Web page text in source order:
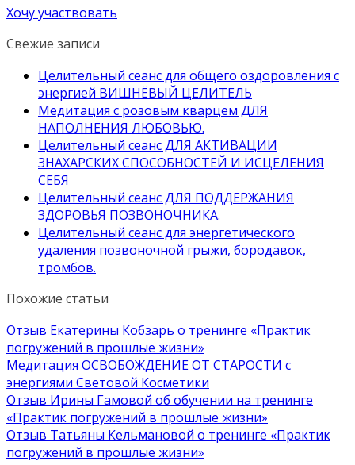
Хочу участвовать
Свежие записи
Целительный сеанс для общего оздоровления с
энергией ВИШНЁВЫЙ ЦЕЛИТЕЛЬ
Медитация с розовым кварцем ДЛЯ
НАПОЛНЕНИЯ ЛЮБОВЬЮ.
Целительный сеанс ДЛЯ АКТИВАЦИИ
ЗНАХАРСКИХ СПОСОБНОСТЕЙ И ИСЦЕЛЕНИЯ
СЕБЯ
Целительный сеанс ДЛЯ ПОДДЕРЖАНИЯ
ЗДОРОВЬЯ ПОЗВОНОЧНИКА.
Целительный сеанс для энергетического
удаления позвоночной грыжи, бородавок,
тромбов.
Похожие статьи
Отзыв Екатерины Кобзарь о тренинге «Практик
погружений в прошлые жизни»
Медитация ОСВОБОЖДЕНИЕ ОТ СТАРОСТИ с
энергиями Световой Косметики
Отзыв Ирины Гамовой об обучении на тренинге
«Практик погружений в прошлые жизни»
Отзыв Татьяны Кельмановой о тренинге «Практик
погружений в прошлые жизни»